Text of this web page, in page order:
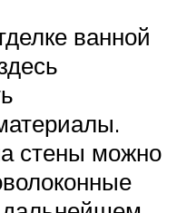
ванной
стены можно